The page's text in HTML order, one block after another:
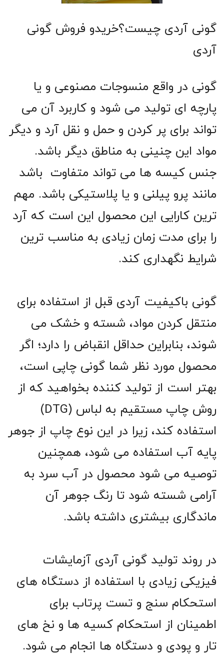
گونی آردی چیست؟خریدو فروش گونی
آردی
گونی در واقع منسوجات مصنوعی و یا
پارچه ای تولید می شود و کاربرد آن می
تواند برای پر کردن و حمل و نقل آرد و دیگر
مواد این چنینی به مناطق دیگر باشد.
جنس کیسه ها می تواند متفاوت باشد
مانند پرو پیلنی و یا پلاستیکی باشد. مهم
ترین کارایی این محصول این است که آرد
را برای مدت زمان زیادی به مناسب ترین
شرایط نگهداری کند.
گونی باکیفیت آردی قبل از استفاده برای
منتقل کردن مواد، شسته و خشک می
شوند، بنابراین حداقل انقباض را دارد؛ اگر
محصول مورد نظر شما گونی چاپی است،
بهتر است از تولید کننده بخواهید که از
روش چاپ مستقیم به لباس (DTG)
استفاده کند، زیرا در این نوع چاپ از جوهر
پایه آب استفاده می شود، همچنین
توصیه می شود محصول در آب سرد به
آرامی شسته شود تا رنگ جوهر آن
ماندگاری بیشتری داشته باشد.
در روند تولید گونی آردی آزمایشات
فیزیکی زیادی با استفاده از دستگاه های
استحکام سنج و تست پرتاب برای
اطمینان از استحکام کسیه ها و نخ های
تار و پودی و دستگاه ها انجام می شود.